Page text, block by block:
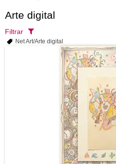
Arte digital
Filtrar
Net Art/Arte digital